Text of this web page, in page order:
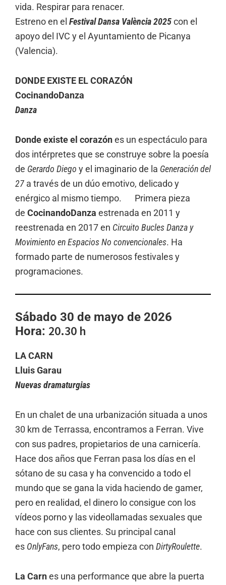
vida. Respirar para renacer.
Estreno en el Festival Dansa València 2025con el
apoyo del IVC y el Ayuntamiento de Picanya
(Valencia).
DONDE EXISTE EL CORAZÓN
CocinandoDanza
Danza
Donde existe el corazónes un espectáculo para
dos intérpretes que se construye sobre la poesía
de Gerardo Diego y el imaginario de la Generación del
27 a través de un dúo emotivo, delicado y
enérgico al mismo tiempo. Primera pieza
de CocinandoDanza estrenada en 2011 y
reestrenada en 2017 en Circuito Bucles Danza y
Movimiento en Espacios No convencionales. Ha
formado parte de numerosos festivales y
programaciones.
Sábado 30 de mayo de 2026
Hora: 20.30 h
LA CARN
Lluis Garau
Nuevas dramaturgias
En un chalet de una urbanización situada a unos
30 km de Terrassa, encontramos a Ferran. Vive
con sus padres, propietarios de una carnicería.
Hace dos años que Ferran pasa los días en el
sótano de su casa y ha convencido a todo el
mundo que se gana la vida haciendo de gamer,
pero en realidad, el dinero lo consigue con los
vídeos porno y las videollamadas sexuales que
hace con sus clientes. Su principal canal
es OnlyFans, pero todo empieza con DirtyRoulette.
La Carnes una performance que abre la puerta